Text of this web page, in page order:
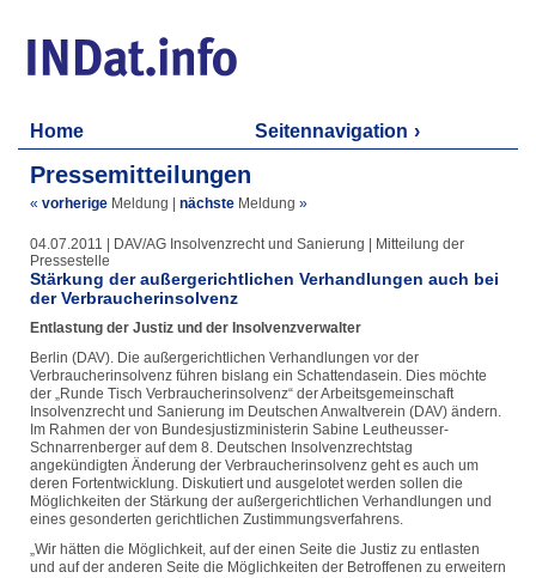
Home Seitennavigation
Pressemitteilungen
« vorherige Meldung nächste Meldung »
04.07.2011 | DAV/AG Insolvenzrecht und Sanierung | Mitteilung der
Pressestelle
Stärkung der außergerichtlichen Verhandlungen auch bei
der Verbraucherinsolvenz
Entlastung der Justiz und der Insolvenzverwalter
Berlin (DAV). Die außergerichtlichen Verhandlungen vor der
Verbraucherinsolvenz führen bislang ein Schattendasein. Dies möchte
der „Runde Tisch Verbraucherinsolvenz“ der Arbeitsgemeinschaft
Insolvenzrecht und Sanierung im Deutschen Anwaltverein (DAV) ändern.
Im Rahmen der von Bundesjustizministerin Sabine Leutheusser-
Schnarrenberger auf dem 8. Deutschen Insolvenzrechtstag
angekündigten Änderung der Verbraucherinsolvenz geht es auch um
deren Fortentwicklung. Diskutiert und ausgelotet werden sollen die
Möglichkeiten der Stärkung der außergerichtlichen Verhandlungen und
eines gesonderten gerichtlichen Zustimmungsverfahrens.
„Wir hätten die Möglichkeit, auf der einen Seite die Justiz zu entlasten
und auf der anderen Seite die Möglichkeiten der Betroffenen zu erweitern